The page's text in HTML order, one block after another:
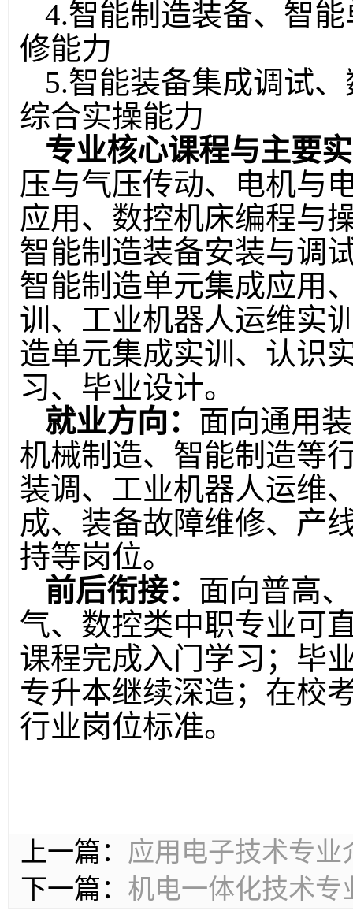
4.智能制造装备、智
修能力
5.智能装备集成调试
综合实操能力
专业核心课程与主要
压与气压传动、电机与
应用、数控机床编程与
智能制造装备安装与调
智能制造单元集成应用
训、工业机器人运维实
造单元集成实训、认识
习、毕业设计。
就业方向： 面向通用
机械制造、智能制造等
装调、工业机器人运维
成、装备故障维修、产
持等岗位。
前后衔接： 面向普高
气、数控类中职专业可
课程完成入门学习；毕
专升本继续深造；在校
行业岗位标准。
上一篇： 应用电子技术专业
下一篇： 机电一体化技术专